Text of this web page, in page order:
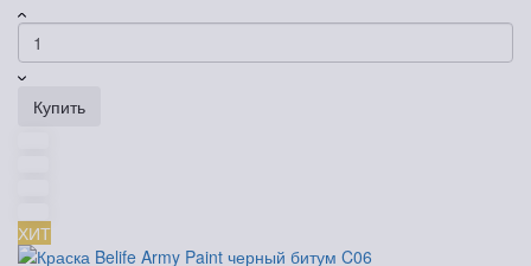
Купить
ХИТ